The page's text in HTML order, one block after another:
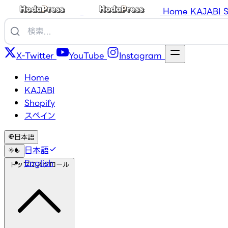
Home KAJABI
X-Twitter YouTube
Instagram
Home
KAJABI
Shopify
スペイン
日本語
日本語
English
トップにスクロール